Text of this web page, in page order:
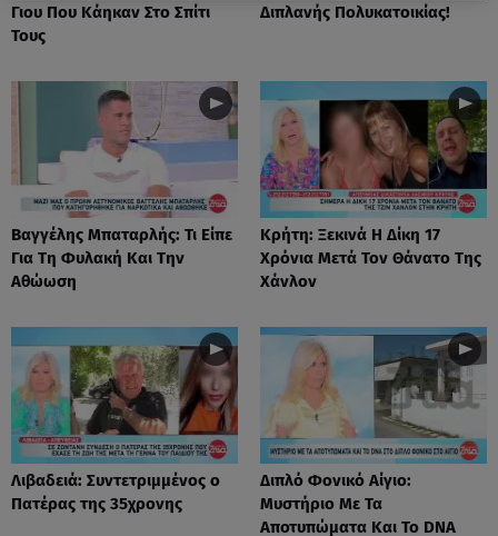
Γιου Που Κάηκαν Στο Σπίτι
Τους
Διπλανής Πολυκατοικίας!
Βαγγέλης Μπαταρλής: Τι Είπε
Για Τη Φυλακή Και Την
Αθώωση
Κρήτη: Ξεκινά Η Δίκη 17
Χρόνια Μετά Τον Θάνατο Της
Χάνλον
Λιβαδειά: Συντετριμμένος ο
Πατέρας της 35χρονης
Διπλό Φονικό Αίγιο:
Μυστήριο Με Τα
Αποτυπώματα Και Το DNA